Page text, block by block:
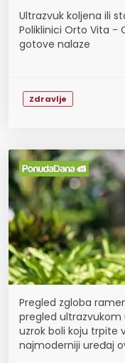
Ultrazvuk koljena ili
Poliklinici Orto Vita -
gotove nalaze
Zdravlje
Pregled zgloba
pregled ultrazvukom
uzrok boli koju trpite
najmoderniji uređaj